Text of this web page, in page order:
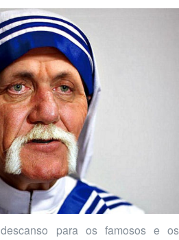
para os famosos e os